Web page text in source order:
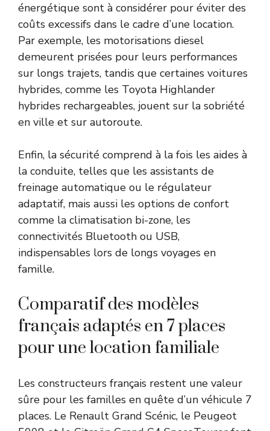
énergétique sont à considérer pour éviter des
coûts excessifs dans le cadre d’une location.
Par exemple, les motorisations diesel
demeurent prisées pour leurs performances
sur longs trajets, tandis que certaines voitures
hybrides, comme les Toyota Highlander
hybrides rechargeables, jouent sur la sobriété
en ville et sur autoroute.
Enfin, la sécurité comprend à la fois les aides à
la conduite, telles que les assistants de
freinage automatique ou le régulateur
adaptatif, mais aussi les options de confort
comme la climatisation bi-zone, les
connectivités Bluetooth ou USB,
indispensables lors de longs voyages en
famille.
Comparatif des modèles
français adaptés en 7 places
pour une location familiale
Les constructeurs français restent une valeur
sûre pour les familles en quête d’un véhicule 7
places. Le Renault Grand Scénic, le Peugeot